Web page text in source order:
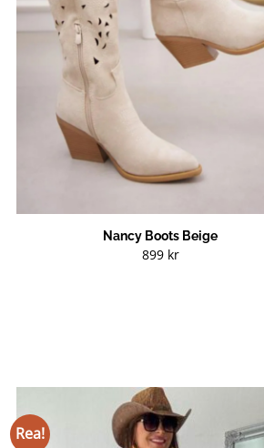
Nancy Boots Beige
899 kr
Rea!